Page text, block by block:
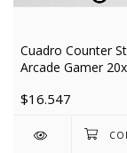
Cuadro Counter
Arcade Gamer
$16.547